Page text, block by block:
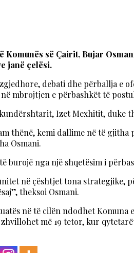
së Çairit, Bujar
janë çelësi.
debati dhe përballja e
mbrojtjen e përbashkët të
Izet Mexhitit, duke
thënë, kemi dallime në të
Osmani.
burojë nga një shqetësim i
në çështjet tona
theksoi Osmani.
në të cilën ndodhet
më 19 tetor, kur